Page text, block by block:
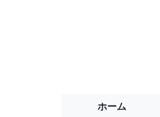
ホーム